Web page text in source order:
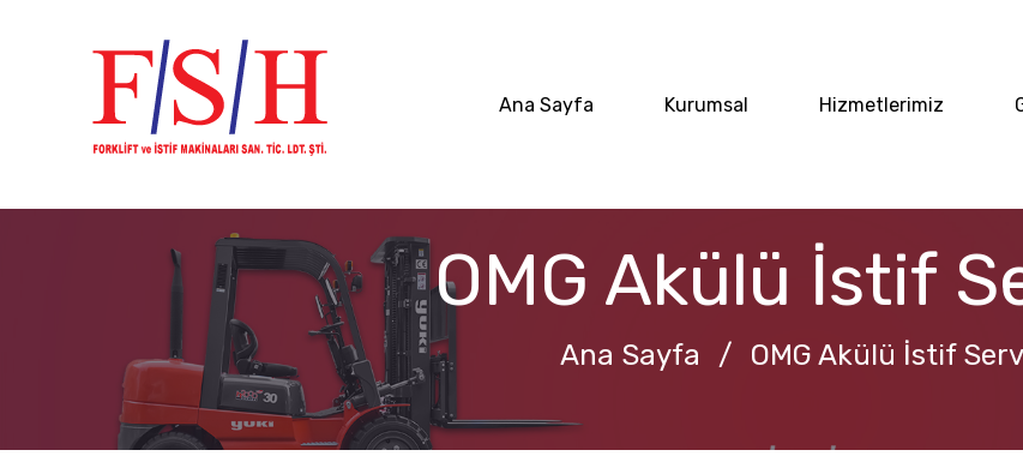
Ana Sayfa Kurumsal Hizmetlerimiz
OMG Akülü İstif
Ana Sayfa / OMG Akülü İstif